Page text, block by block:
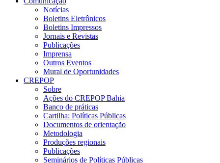
Notícias
Boletins Eletrônicos
Boletins Impressos
Jornais e Revistas
Publicações
Imprensa
Outros Eventos
Mural de Oportunidades
CREPOP
Sobre
Ações do CREPOP Bahia
Banco de práticas
Cartilha: Políticas Públicas
Documentos de orientação
Metodologia
Produções regionais
Publicações
Seminários de Políticas Públicas